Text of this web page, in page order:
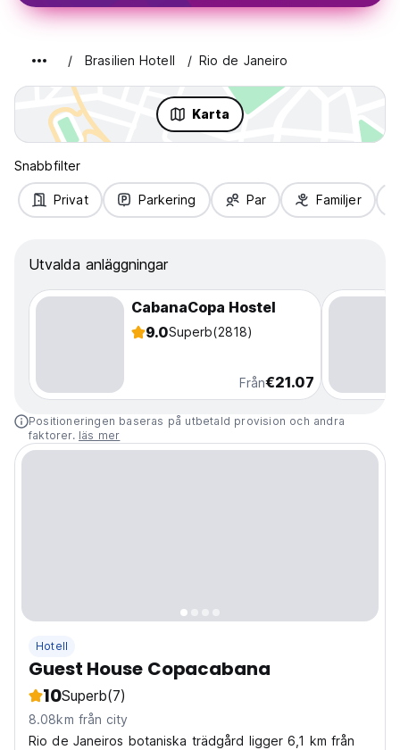
Brasilien Hotell Rio de Janeiro
Karta
Snabbfilter
Privat Parkering Par Familjer
Utvalda anläggningar
CabanaCopa Hostel
9.0Superb(2818)
Från€21.07
Positioneringen baseras på utbetald provision och andra
faktorer. läs mer
Hotell
Guest House Copacabana
10Superb(7)
8.08km från city
Rio de Janeiros botaniska trädgård ligger 6,1 km från